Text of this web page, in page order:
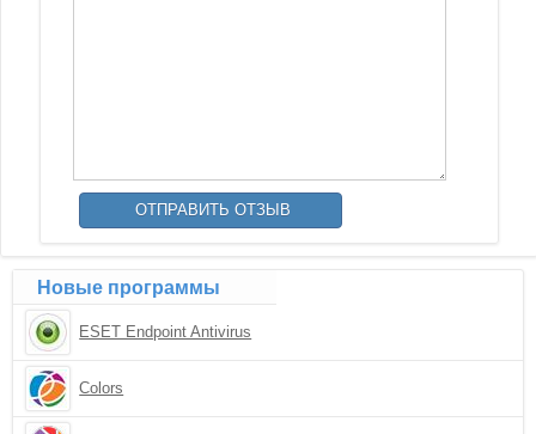
Новые программы
ESET Endpoint Antivirus
Colors